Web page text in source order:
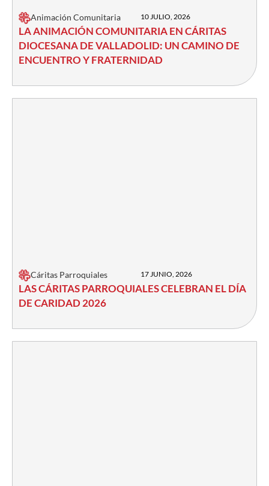
Animación Comunitaria 10 JULIO, 2026
LA ANIMACIÓN COMUNITARIA EN CÁRITAS
DIOCESANA DE VALLADOLID: UN CAMINO DE
ENCUENTRO Y FRATERNIDAD
Cáritas Parroquiales 17 JUNIO, 2026
LAS CÁRITAS PARROQUIALES CELEBRAN EL DÍA
DE CARIDAD 2026